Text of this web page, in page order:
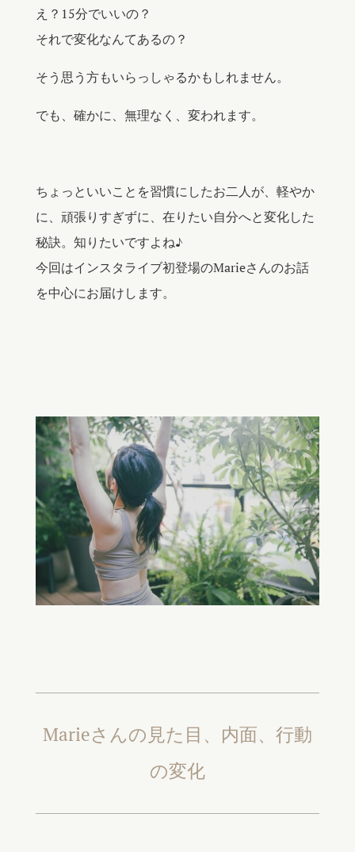
え？15分でいいの？
それで変化なんてあるの？
そう思う方もいらっしゃるかもしれません。
でも、確かに、無理なく、変われます。
ちょっといいことを習慣にしたお二人が、軽やか
に、頑張りすぎずに、在りたい自分へと変化した
秘訣。知りたいですよね♪
今回はインスタライブ初登場のMarieさんのお話
を中心にお届けします。
Marieさんの見た目、内面、行動
の変化